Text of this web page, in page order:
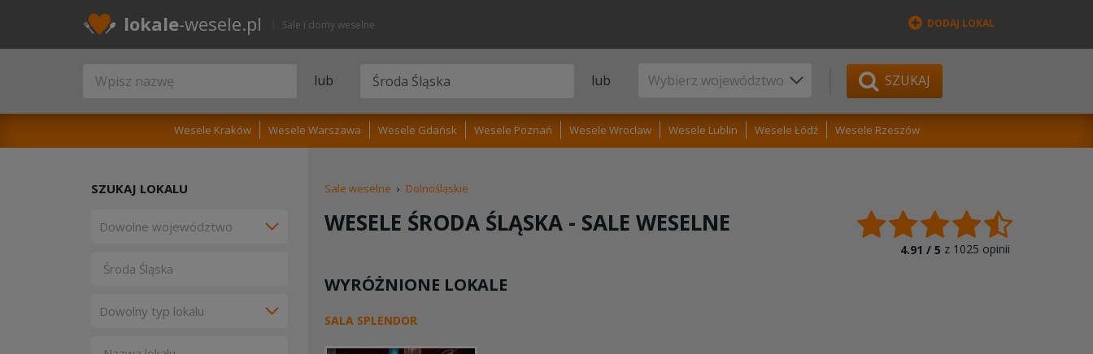
lokale-wesele.pl Sale i domy weselne DODAJ LOKAL
lub lub SZUKAJ
Wesele Kraków Wesele Warszawa Wesele Gdańsk Wesele Poznań Wesele Wrocław Wesele Lublin Wesele Łódź Wesele Rzeszów
Sale weselne › Dolnośląskie
WESELE ŚRODA ŚLĄSKA - SALE WESELNE
4.91 / 5 z 1025 opinii
WYRÓŻNIONE LOKALE
SALA SPLENDOR
SZUKAJ LOKALU